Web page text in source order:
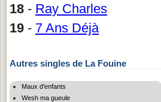
18 - Ray Charles
19 - 7 Ans Déjà
Autres singles de La Fouine
Maux d'enfants
Wesh ma gueule